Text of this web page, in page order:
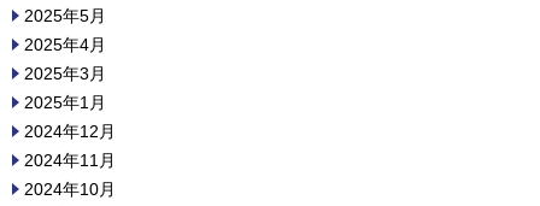
2025年5月
2025年4月
2025年3月
2025年1月
2024年12月
2024年11月
2024年10月